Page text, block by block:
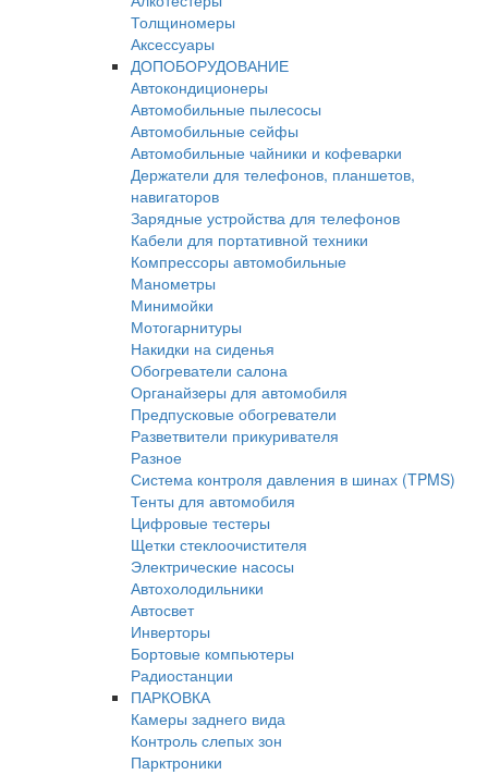
Толщиномеры
Аксессуары
ДОПОБОРУДОВАНИЕ
Автокондиционеры
Автомобильные пылесосы
Автомобильные сейфы
Автомобильные чайники и кофеварки
Держатели для телефонов, планшетов,
навигаторов
Зарядные устройства для телефонов
Кабели для портативной техники
Компрессоры автомобильные
Манометры
Минимойки
Мотогарнитуры
Накидки на сиденья
Обогреватели салона
Органайзеры для автомобиля
Предпусковые обогреватели
Разветвители прикуривателя
Разное
Система контроля давления в шинах (TPMS)
Тенты для автомобиля
Цифровые тестеры
Щетки стеклоочистителя
Электрические насосы
Автохолодильники
Автосвет
Инверторы
Бортовые компьютеры
Радиостанции
ПАРКОВКА
Камеры заднего вида
Контроль слепых зон
Парктроники